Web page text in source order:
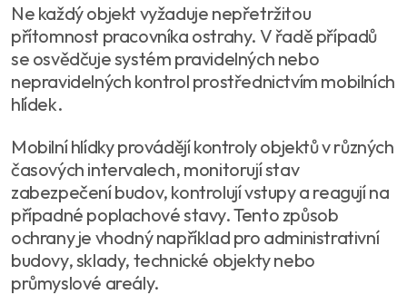
Ne každý objekt vyžaduje nepřetržitou
přítomnost pracovníka ostrahy. V řadě případů
se osvědčuje systém pravidelných nebo
nepravidelných kontrol prostřednictvím mobilních
hlídek.
Mobilní hlídky provádějí kontroly objektů v různých
časových intervalech, monitorují stav
zabezpečení budov, kontrolují vstupy a reagují na
případné poplachové stavy. Tento způsob
ochrany je vhodný například pro administrativní
budovy, sklady, technické objekty nebo
průmyslové areály.